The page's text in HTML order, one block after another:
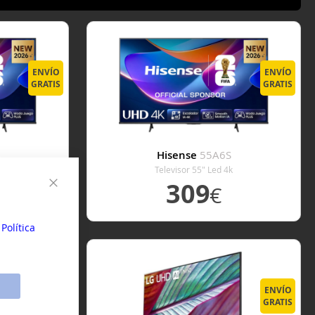
Política
ENVÍO
GRATIS
ENVÍO
GRATIS
Hisense 55A6S
Televisor 55" Led 4k
309€
VER DETALLE
ENVÍO
GRATIS